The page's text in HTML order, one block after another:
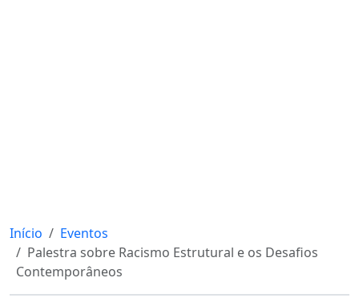
Início
Eventos
Palestra sobre Racismo Estrutural e os Desafios
Contemporâneos